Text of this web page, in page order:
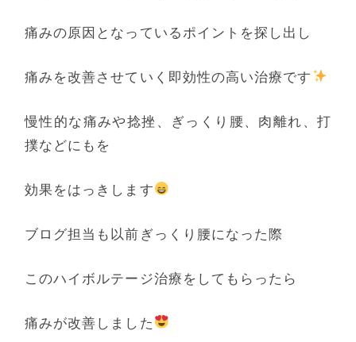
痛みの原因となっているポイントを探し出し
痛みを改善させていく即効性の高い治療です
慢性的な痛みや捻挫、ぎっくり腰、肉離れ、打
撲などにもを
効果をはっきします
ブログ担当も以前ぎっくり腰になった際
このハイボルテージ治療をしてもらったら
痛みが改善しました